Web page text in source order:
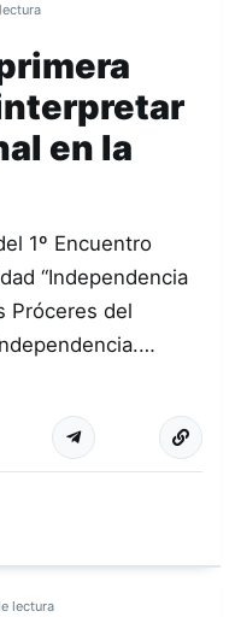
en la
1º Encuentro
“Independencia
Próceres del
Más
lectura